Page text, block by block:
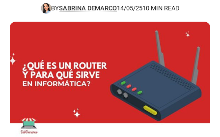
BYSABRINA DEMARCO14/05/2510 MIN READ